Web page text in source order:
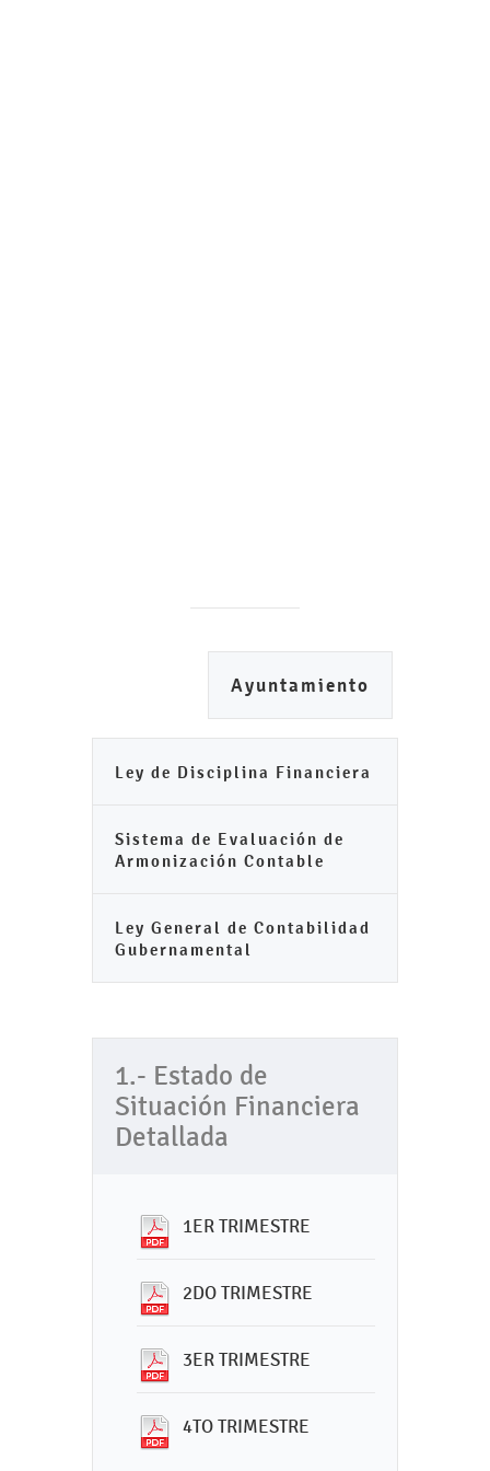
Ayuntamiento
Ley de Disciplina Financiera
Sistema de Evaluación de
Armonización Contable
Ley General de Contabilidad
Gubernamental
1.- Estado de
Situación Financiera
Detallada
1ER TRIMESTRE
2DO TRIMESTRE
3ER TRIMESTRE
4TO TRIMESTRE